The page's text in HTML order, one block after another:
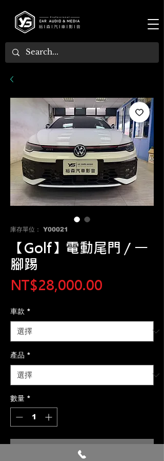
庫存單位： Y00021
【Golf】電動尾門 / 一
腳踢
NT$28,000.00
車款 *
產品 *
數量 *
新增至購物車